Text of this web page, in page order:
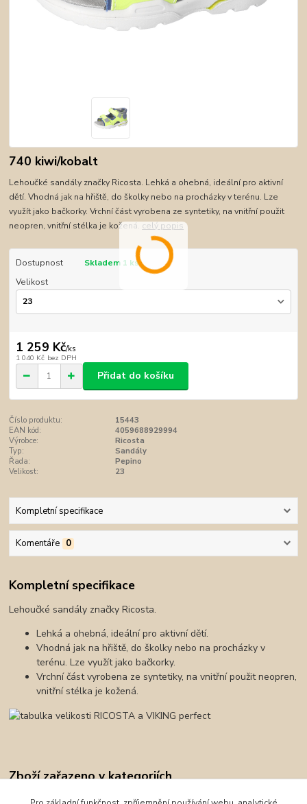
740 kiwi/kobalt
Lehoučké sandály značky Ricosta. Lehká a ohebná, ideální pro aktivní
dětí. Vhodná jak na hřiště, do školky nebo na procházky v terénu. Lze
využít jako bačkorky. Vrchní část vyrobena ze syntetiky, na vnitřní použit
neopren, vnitřní stélka je kožená. celý popis
Dostupnost
Skladem 1 ks
Velikost
1 259 Kč/ks
1 040 Kč bez DPH
Přidat do košíku
Číslo produktu:
15443
EAN kód:
4059688929994
Výrobce:
Ricosta
Typ:
Sandály
Řada:
Pepino
Velikost:
23
Kompletní specifikace
Komentáře 0
Kompletní specifikace
Lehoučké sandály značky Ricosta.
Lehká a ohebná, ideální pro aktivní dětí.
Vhodná jak na hřiště, do školky nebo na procházky v
terénu. Lze využít jako bačkorky.
Vrchní část vyrobena ze syntetiky, na vnitřní použit neopren,
vnitřní stélka je kožená.
Zboží zařazeno v kategoriích
Obuv